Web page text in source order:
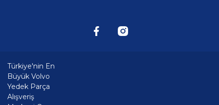
Türkiye'nin En
Büyük Volvo
Yedek Parça
Alışveriş